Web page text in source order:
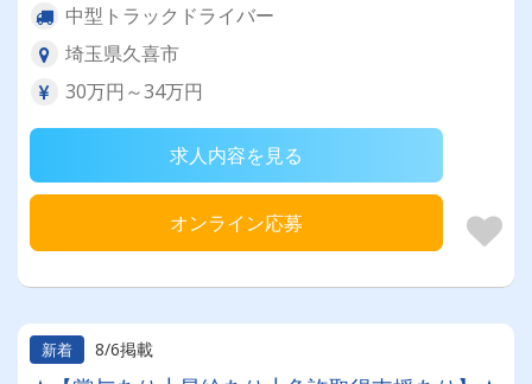
中型トラックドライバー
埼玉県久喜市
30万円～34万円
求人内容を見る
オンライン応募
新着 8/6掲載